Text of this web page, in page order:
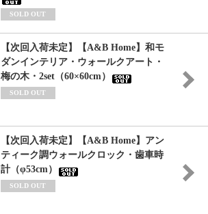
SOLD OUT
【次回入荷未定】【A&B Home】和モ
ダンインテリア・ウォールクアート・
梅の木・2set（60×60cm）
SOLD OUT
【次回入荷未定】【A&B Home】アン
ティーク調ウォールクロック・歯車時
計（φ53cm）
SOLD OUT